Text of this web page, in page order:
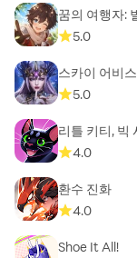
꿈의 여행자:
5.0
스카이 어비
5.0
리틀 키티, 빅
4.0
환수 진화
4.0
Shoe It All!